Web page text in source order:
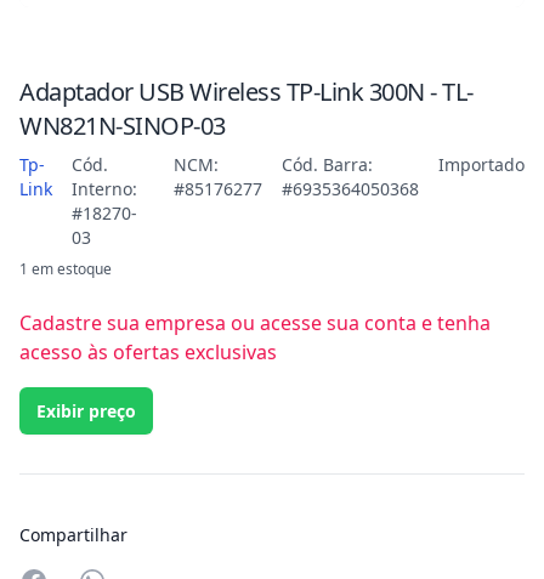
Adaptador USB Wireless TP-Link 300N - TL-
WN821N-SINOP-03
Tp-
Link
Cód.
Interno:
#18270-
03
NCM:
#85176277
Cód. Barra:
#6935364050368
Importado
1 em estoque
Cadastre sua empresa ou acesse sua conta e tenha
acesso às ofertas exclusivas
Exibir preço
Compartilhar